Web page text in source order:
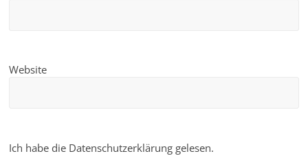
Website
Ich habe die Datenschutzerklärung gelesen.